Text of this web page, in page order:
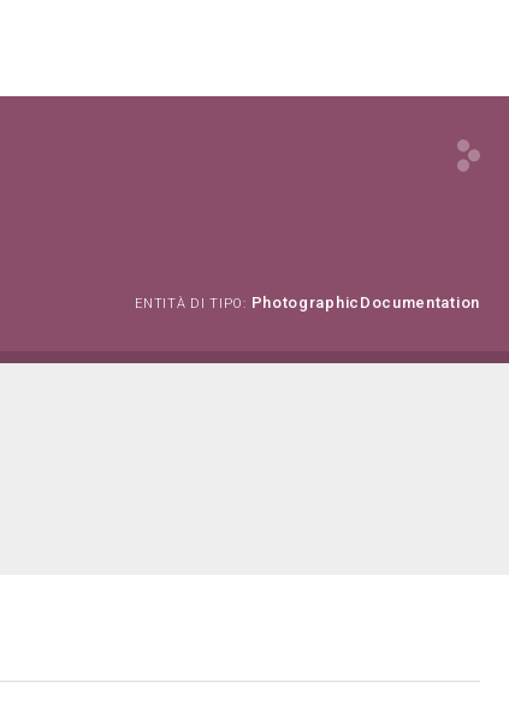
ENTITÀ DI TIPO: PhotographicDocumentation